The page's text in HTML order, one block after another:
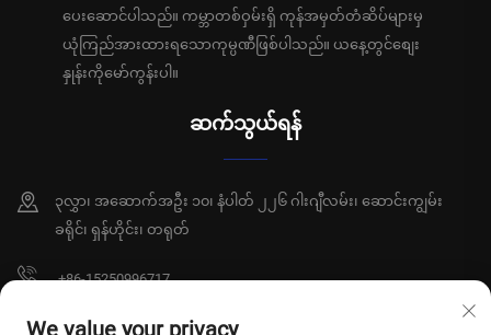
ပေးဆောင်ပါသည်။ ကမ္ဘာတစ်ဝှမ်းရှိ ကုန်အမှတ်တံဆိပ်များမှ
ယုံကြည်အားထားရသောကုမ္ပဏီဖြစ်ပါသည်။ ယနေ့တွင်စျေး
နှုန်းကိုမော်ကွန်းပါ။
ဆက်သွယ်ရန်
၃လွှာ၊ အဆောက်အဦး ၁၀၊ နံပါတ် ၂၂၆ ဂါးဂျီလမ်း၊ ဆောင်းကျွမ်း
ခရိုင်၊ ရှန်ဟိုင်း၊ တရုတ်
+86-15250996717
[email protected]
We value your privacy